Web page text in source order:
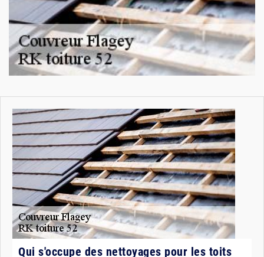
Qui s'occupe des nettoyages pour les toits